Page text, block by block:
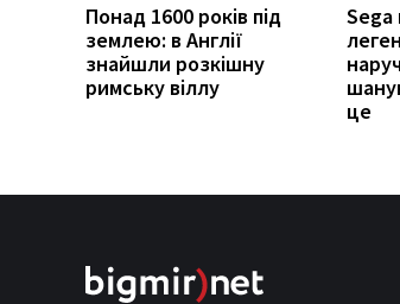
Понад 1600 років під
землею: в Англії
знайшли розкішну
римську віллу
Sega
це